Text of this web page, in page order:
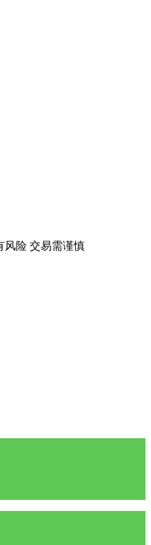
风险 交易需谨慎